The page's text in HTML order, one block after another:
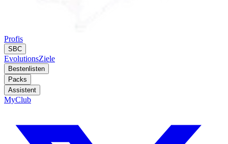
Profis
SBC
EvolutionsZiele
Bestenlisten
Packs
Assistent
MyClub